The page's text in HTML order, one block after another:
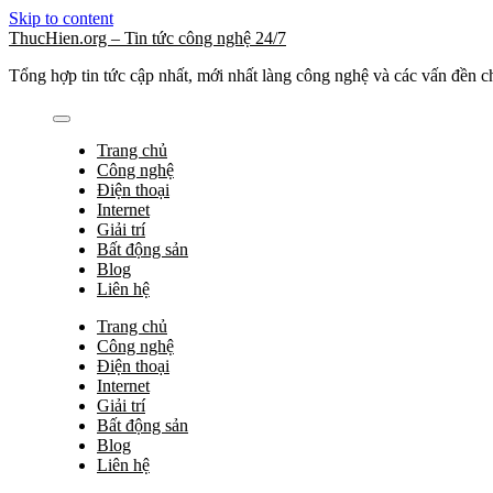
Skip to content
ThucHien.org – Tin tức công nghệ 24/7
Tổng hợp tin tức cập nhất, mới nhất làng công nghệ và các vấn đền
Trang chủ
Công nghệ
Điện thoại
Internet
Giải trí
Bất động sản
Blog
Liên hệ
Trang chủ
Công nghệ
Điện thoại
Internet
Giải trí
Bất động sản
Blog
Liên hệ